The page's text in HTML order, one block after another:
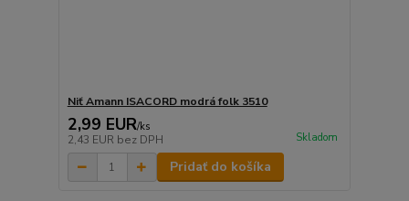
Niť Amann ISACORD modrá folk 3510
2,99 EUR/ks
2,43 EUR bez DPH Skladom
Pridať do košíka